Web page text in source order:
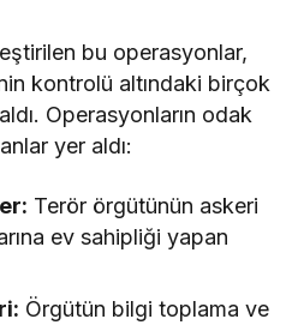
bu operasyonlar,
kontrolü altındaki birçok
Operasyonların odak
yer aldı:
Terör örgütünün askeri
ev sahipliği yapan
Örgütün bilgi toplama ve